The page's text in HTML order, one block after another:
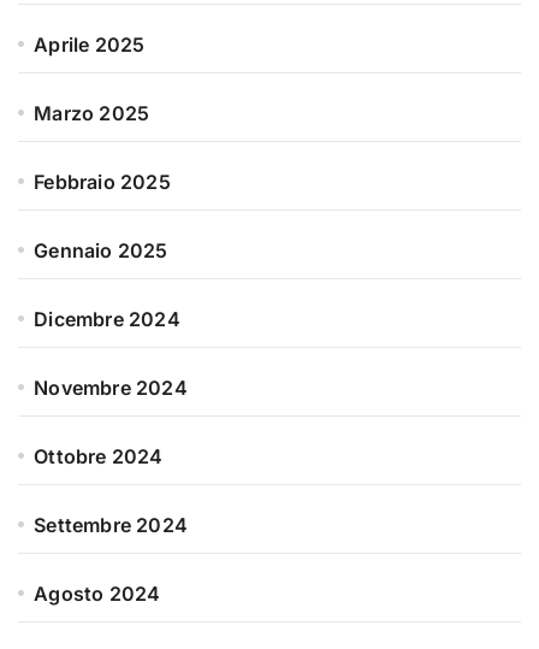
Aprile 2025
Marzo 2025
Febbraio 2025
Gennaio 2025
Dicembre 2024
Novembre 2024
Ottobre 2024
Settembre 2024
Agosto 2024